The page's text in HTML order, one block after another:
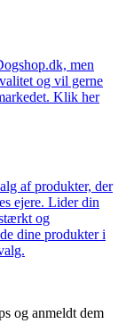
men
og vil gerne
Klik her
af produkter, der
ejere. Lider din
og
dine produkter i
og anmeldt dem